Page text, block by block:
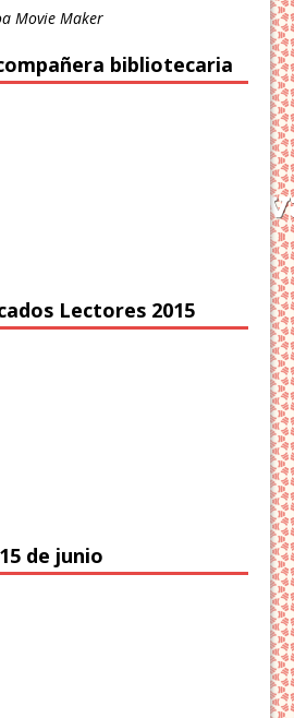
Movie Maker
bibliotecaria
Lectores 2015
de junio